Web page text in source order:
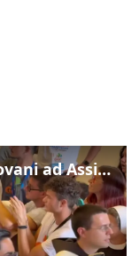
Papa Leone acclamato dai giovani ad Assisi: cori e applausi